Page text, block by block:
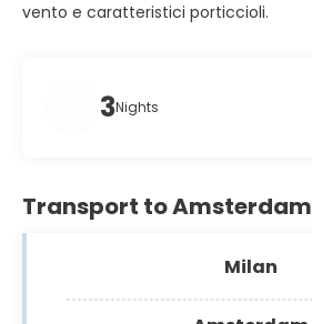
vento e caratteristici porticcioli.
3Nights
Transport to Amsterdam
Milan